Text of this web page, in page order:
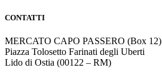
CONTATTI
MERCATO CAPO PASSERO (Box 12)
Piazza Tolosetto Farinati degli Uberti
Lido di Ostia (00122 – RM)